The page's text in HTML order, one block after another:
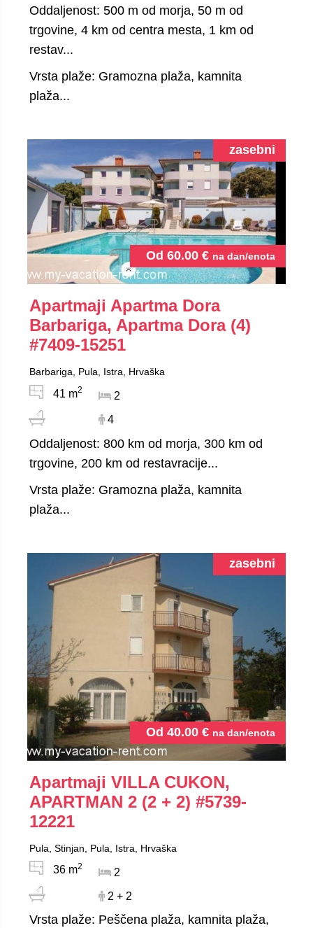
Oddaljenost: 500 m od morja, 50 m od
trgovine, 4 km od centra mesta, 1 km od
restav...
Vrsta plaže: Gramozna plaža, kamnita
plaža...
Od 60.00 € na dan/enota
zasebni
Apartmaji Apartma Dora
Barbariga, Apartma Dora (4)
#7409-15251
Barbariga, Pula, Istra, Hrvaška
41 m2
2
4
Oddaljenost: 800 km od morja, 300 km od
trgovine, 200 km od restavracije...
Vrsta plaže: Gramozna plaža, kamnita
plaža...
Od 40.00 € na dan/enota
zasebni
Apartmaji VILLA CUKON,
APARTMAN 2 (2 + 2) #5739-
12221
Pula, Stinjan, Pula, Istra, Hrvaška
36 m2
2
2 + 2
Vrsta plaže: Peščena plaža, kamnita plaža,